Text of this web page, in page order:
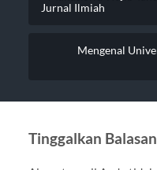
Jurnal Ilmiah
Mengenal
Tinggalkan Balasan